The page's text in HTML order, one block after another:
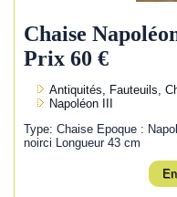
Chaise
Prix 60 €
Antiquités, Fauteuils,
Napoléon III
Type: Chaise Epoque :
noirci Longueur 43 cm